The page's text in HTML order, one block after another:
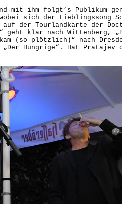
mit ihm folgt’s Publikum
sich der Lieblingssong
auf der Tourlandkarte der
geht klar nach Wittenberg,
(so plötzlich)“ nach
Hungrige“. Hat Pratajev